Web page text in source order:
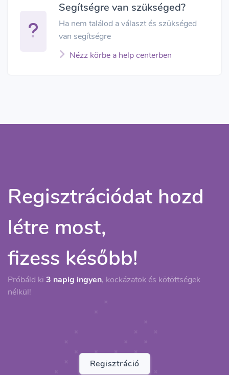
Segítségre van szükséged?
Ha nem találod a választ és szükséged
van segítségre
Nézz körbe a help centerben
Regisztrációdat hozd
létre most,
fizess később!
Próbáld ki 3 napig ingyen, kockázatok és kötöttségek
nélkül!
Regisztráció